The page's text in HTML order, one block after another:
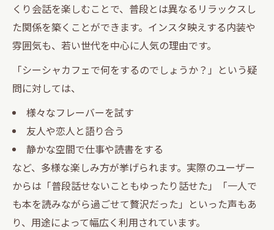
くり会話を楽しむことで、普段とは異なるリラックスし
た関係を築くことができます。インスタ映えする内装や
雰囲気も、若い世代を中心に人気の理由です。
「シーシャカフェで何をするのでしょうか？」という疑
問に対しては、
様々なフレーバーを試す
友人や恋人と語り合う
静かな空間で仕事や読書をする
など、多様な楽しみ方が挙げられます。実際のユーザー
からは「普段話せないこともゆったり話せた」「一人で
も本を読みながら過ごせて贅沢だった」といった声もあ
り、用途によって幅広く利用されています。